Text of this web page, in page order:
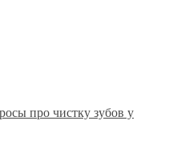
про чистку зубов у